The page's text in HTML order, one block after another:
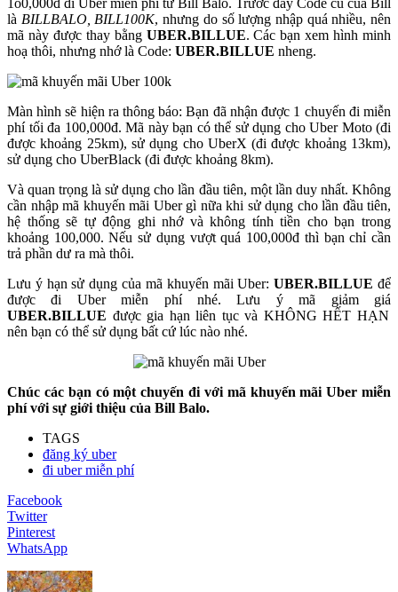
1o0,000đ đi Uber miễn phí từ Bill Balo. Trước đây Code cũ của Bill
là BILLBALO, BILL100K, nhưng do số lượng nhập quá nhiều, nên
mã này được thay bằng UBER.BILLUE. Các bạn xem hình minh
hoạ thôi, nhưng nhớ là Code: UBER.BILLUE nheng.
Màn hình sẽ hiện ra thông báo: Bạn đã nhận được 1 chuyến đi miễn
phí tối đa 100,000đ. Mã này bạn có thể sử dụng cho Uber Moto (đi
được khoảng 25km), sử dụng cho UberX (đi được khoảng 13km),
sử dụng cho UberBlack (đi được khoảng 8km).
Và quan trọng là sử dụng cho lần đầu tiên, một lần duy nhất. Không
cần nhập mã khuyến mãi Uber gì nữa khi sử dụng cho lần đầu tiên,
hệ thống sẽ tự động ghi nhớ và không tính tiền cho bạn trong
khoảng 100,000. Nếu sử dụng vượt quá 100,000đ thì bạn chỉ cần
trả phần dư ra mà thôi.
Lưu ý hạn sử dụng của mã khuyến mãi Uber:UBER.BILLUE để
được đi Uber miễn phí nhé. Lưu ý mã giảm giá
UBER.BILLUE được gia hạn liên tục và KHÔNG HẾT HẠN
nên bạn có thể sử dụng bất cứ lúc nào nhé.
Chúc các bạn có một chuyến đi với mã khuyến mãi Uber miễn
phí với sự giới thiệu của Bill Balo.
TAGS
đăng ký uber
đi uber miễn phí
Facebook
Twitter
Pinterest
WhatsApp